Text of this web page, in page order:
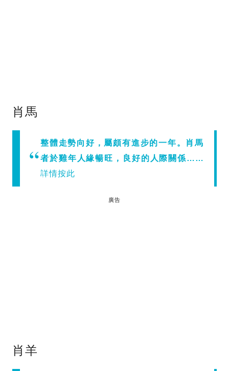
肖馬
整體走勢向好，屬頗有進步的一年。肖馬
者於雞年人緣暢旺，良好的人際關係……
詳情按此
廣告
肖羊